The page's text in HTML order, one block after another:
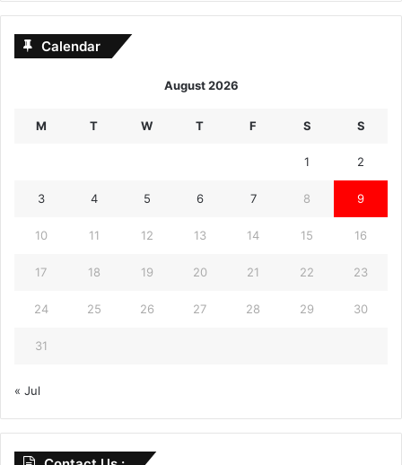
Calendar
August 2026
M T W T F S S
1 2
3 4 5 6 7 8 9
10 11 12 13 14 15 16
17 18 19 20 21 22 23
24 25 26 27 28 29 30
31
« Jul